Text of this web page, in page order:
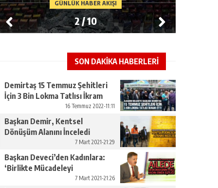
GÜNLÜK HABER AKIŞI
2/10
SON DAKİKA HABERLERİ
Demirtaş 15 Temmuz Şehitleri
İçin 3 Bin Lokma Tatlısı İkram
16 Temmuz 2022-11:11
Başkan Demir, Kentsel
Dönüşüm Alanını İnceledi
7 Mart 2021-21:29
Başkan Deveci’den Kadınlara:
‘Birlikte Mücadeleyi
7 Mart 2021-21:26